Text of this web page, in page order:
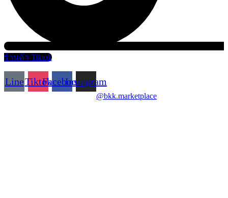
ร้านค้า Tiktok
LineTiktokFacebookInstagram
@bkk.marketplace